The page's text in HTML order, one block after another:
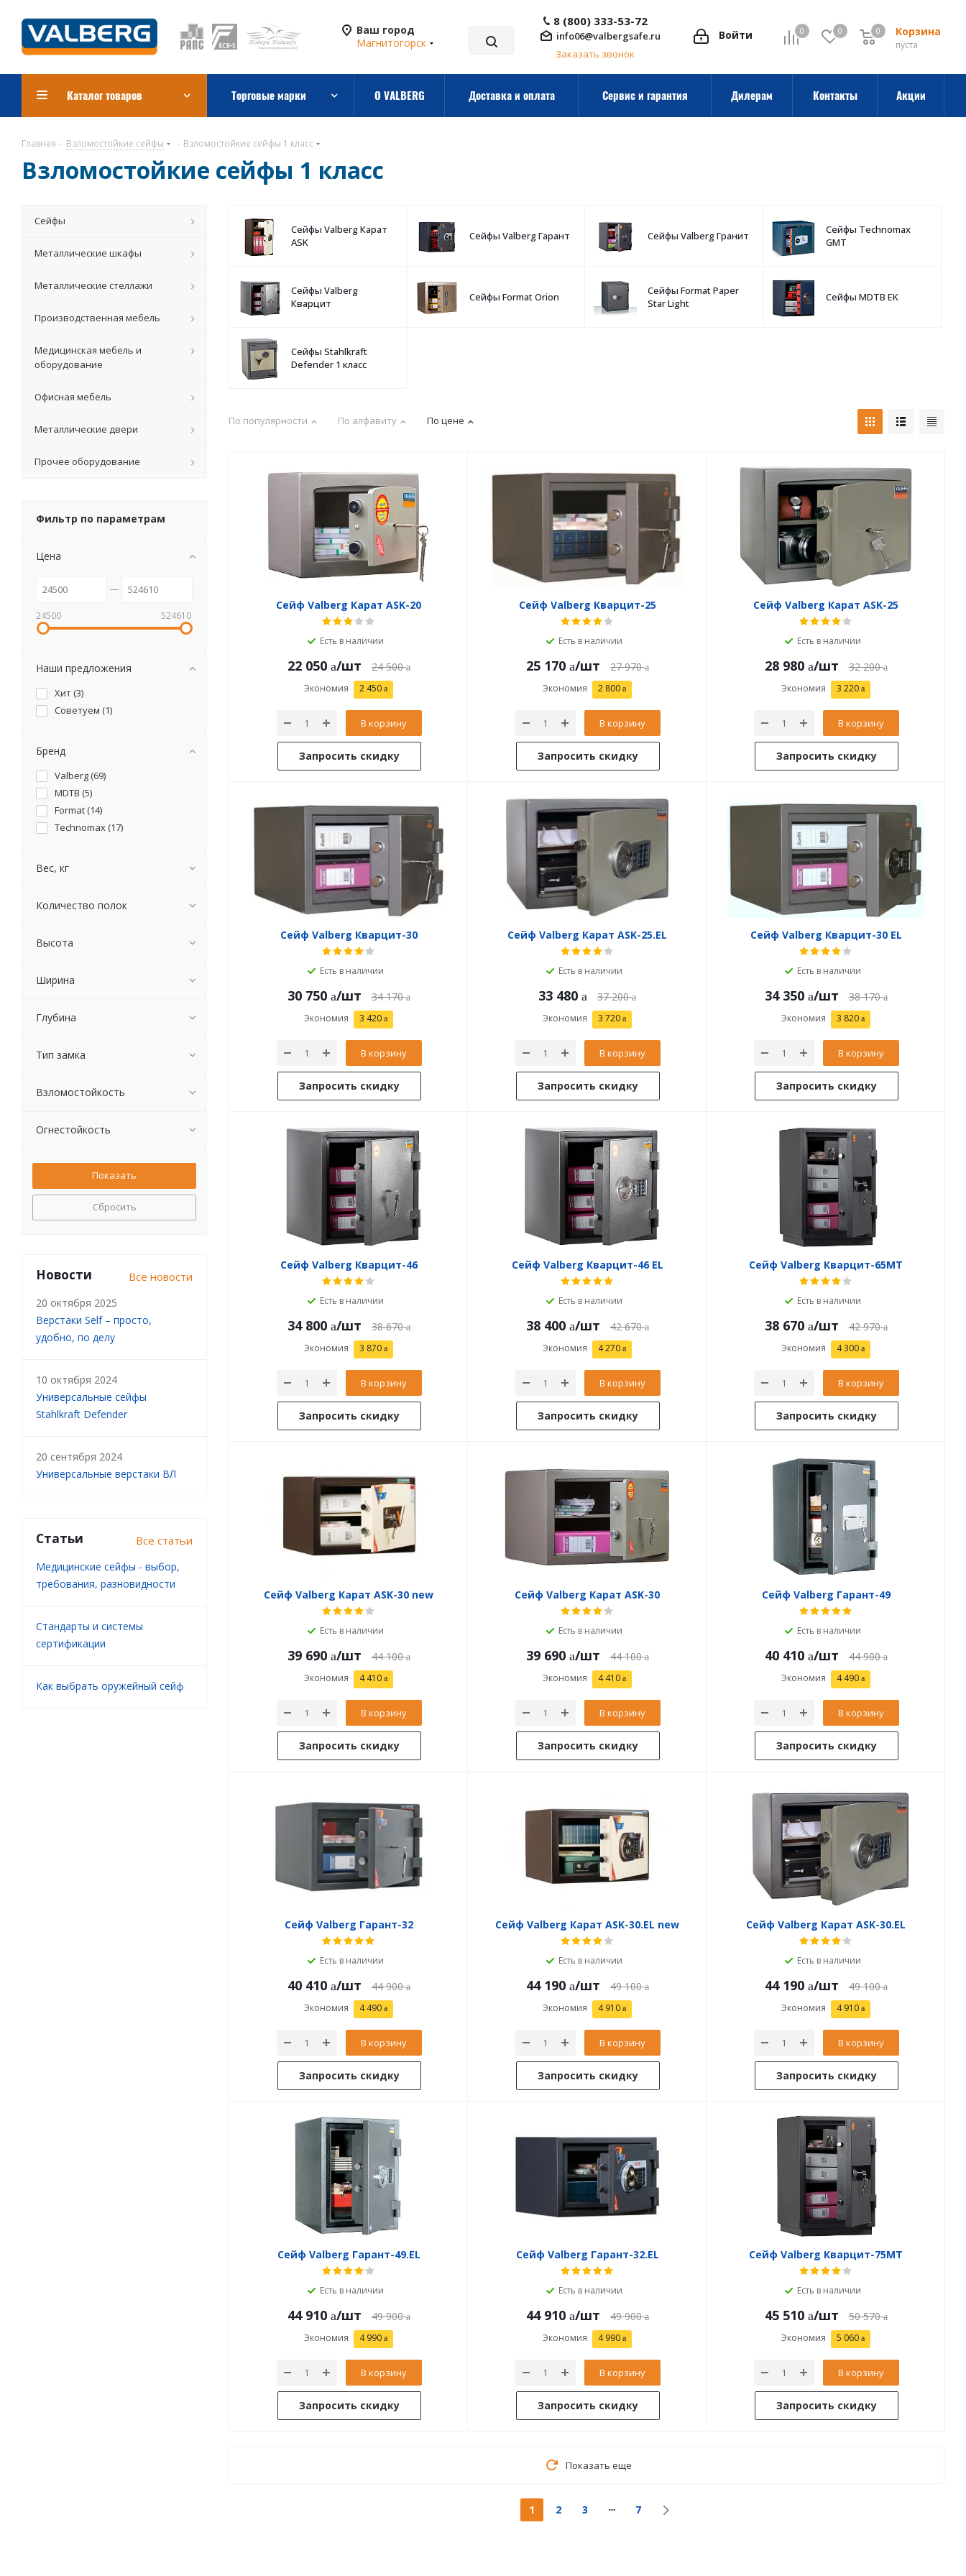
Ваш город
Магнитогорск
0 0 Корзина
0
пуста
0
Войти
8 (800) 333-53-72
info06@valbergsafe.ru
Заказать звонок
Каталог товаров Торговые марки О VALBERG Доставка и оплата Сервис и гарантия Дилерам Контакты Акции
Главная - Взломостойкие сейфы - Взломостойкие сейфы 1 класс
Взломостойкие сейфы 1 класс
Сейфы Valberg Карат
ASK
Сейфы Valberg Гарант Сейфы Valberg Гранит
Сейфы Technomax
GMT
Сейфы Valberg
Кварцит
Сейфы Format Orion
Сейфы Format Paper
Star Light
Сейфы MDTB EK
Сейфы Stahlkraft
Defender 1 класс
По популярности По алфавиту По цене
Сейф Valberg Карат ASK-20
Есть в наличии
22 050 /шт 24 500
Экономия 2 450
В корзину
Запросить скидку
Сейф Valberg Кварцит-25
Есть в наличии
25 170 /шт 27 970
Экономия 2 800
В корзину
Запросить скидку
Сейф Valberg Карат ASK-25
Есть в наличии
28 980 /шт 32 200
Экономия 3 220
В корзину
Запросить скидку
Сейф Valberg Кварцит-30
Есть в наличии
30 750 /шт 34 170
Экономия 3 420
В корзину
Запросить скидку
Сейф Valberg Карат ASK-25.EL
Есть в наличии
33 480 37 200
Экономия 3 720
В корзину
Запросить скидку
Сейф Valberg Кварцит-30 EL
Есть в наличии
34 350 /шт 38 170
Экономия 3 820
В корзину
Запросить скидку
Сейф Valberg Кварцит-46
Есть в наличии
34 800 /шт 38 670
Экономия 3 870
В корзину
Запросить скидку
Сейф Valberg Кварцит-46 EL
Есть в наличии
38 400 /шт 42 670
Экономия 4 270
В корзину
Запросить скидку
Сейф Valberg Кварцит-65MТ
Есть в наличии
38 670 /шт 42 970
Экономия 4 300
В корзину
Запросить скидку
Сейф Valberg Карат ASK-30 new
Есть в наличии
39 690 /шт 44 100
Экономия 4 410
В корзину
Запросить скидку
Сейф Valberg Карат ASK-30
Есть в наличии
39 690 /шт 44 100
Экономия 4 410
В корзину
Запросить скидку
Сейф Valberg Гарант-49
Есть в наличии
40 410 /шт 44 900
Экономия 4 490
В корзину
Запросить скидку
Сейф Valberg Гарант-32
Есть в наличии
40 410 /шт 44 900
Экономия 4 490
В корзину
Запросить скидку
Сейф Valberg Карат ASK-30.EL new
Есть в наличии
44 190 /шт 49 100
Экономия 4 910
В корзину
Запросить скидку
Сейф Valberg Карат ASK-30.EL
Есть в наличии
44 190 /шт 49 100
Экономия 4 910
В корзину
Запросить скидку
Сейф Valberg Гарант-49.EL
Есть в наличии
44 910 /шт 49 900
Экономия 4 990
В корзину
Запросить скидку
Сейф Valberg Гарант-32.EL
Есть в наличии
44 910 /шт 49 900
Экономия 4 990
В корзину
Запросить скидку
Сейф Valberg Кварцит-75MТ
Есть в наличии
45 510 /шт 50 570
Экономия 5 060
В корзину
Запросить скидку
Показать еще
1 2 3 7
Сейфы
Металлические шкафы
Металлические стеллажи
Производственная мебель
Медицинская мебель и
оборудование
Офисная мебель
Металлические двери
Прочее оборудование
Фильтр по параметрам
Цена
24500 524610
Наши предложения
Хит (3)
Советуем (1)
Бренд
Valberg (69)
MDTB (5)
Format (14)
Technomax (17)
Вес, кг
Количество полок
Высота
Ширина
Глубина
Тип замка
Взломостойкость
Огнестойкость
Сбросить
Новости Все новости
20 октября 2025
Верстаки Self – просто,
удобно, по делу
10 октября 2024
Универсальные сейфы
Stahlkraft Defender
20 сентября 2024
Универсальные верстаки ВЛ
Статьи Все статьи
Медицинские сейфы - выбор,
требования, разновидности
Стандарты и системы
сертификации
Как выбрать оружейный сейф